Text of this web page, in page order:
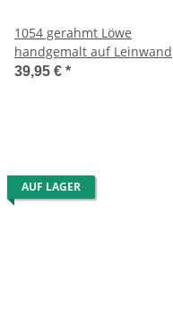
1054 gerahmt Löwe
handgemalt auf Leinwand
32,5 x 50 cm
39,95 € *
AUF LAGER